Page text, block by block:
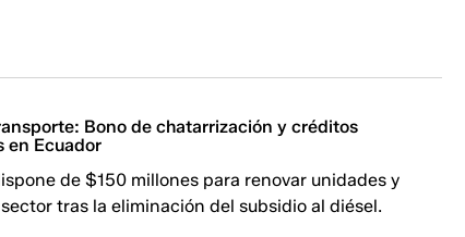
Bono de chatarrización y créditos
en Ecuador
de $150 millones para renovar unidades y
tras la eliminación del subsidio al diésel.